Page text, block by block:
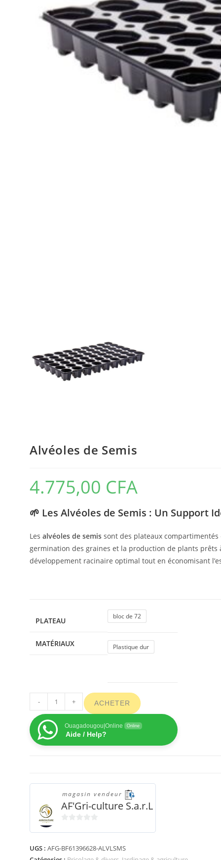
Alvéoles de Semis
4.775,00 CFA
🌱 Les Alvéoles de Semis : Un Support
Les alvéoles de semis sont des plateaux
germination des graines et la production de plants
développement racinaire optimal tout en économisant
PLATEAU bloc de 72
MATÉRIAUX Plastique dur
- + ACHETER
Ouagadougou|Online Online
Aide / Help?
magasin vendeur
AF'Gri-culture S.a.r.L
u
r
UGS : AFG-BF61396628-ALVLSMS